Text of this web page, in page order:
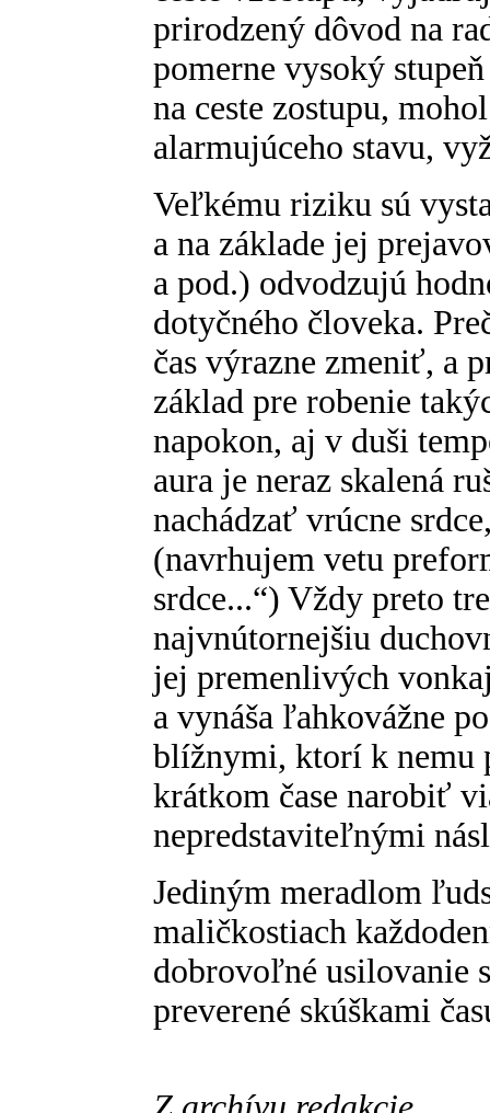
prirodzený dôvod na
pomerne vysoký
na ceste zostupu,
alarmujúceho stavu,
Veľkému riziku sú
a na základe jej
a pod.) odvodzujú
dotyčného človeka.
čas výrazne zmeniť, a
základ pre robenie
napokon, aj v duši
aura je neraz skalená
nachádzať vrúcne
(navrhujem vetu
srdce...“) Vždy preto
najvnútornejšiu
jej premenlivých
a vynáša ľahkovážne
blížnymi, ktorí k nemu
krátkom čase narobiť
nepredstaviteľnými
Jediným meradlom
maličkostiach
dobrovoľné usilovanie
preverené skúškami